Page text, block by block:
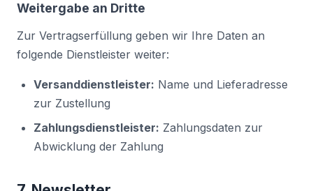
Weitergabe an Dritte
Zur Vertragserfüllung geben wir Ihre Daten an
folgende Dienstleister weiter:
Versanddienstleister: Name und Lieferadresse
zur Zustellung
Zahlungsdienstleister: Zahlungsdaten zur
Abwicklung der Zahlung